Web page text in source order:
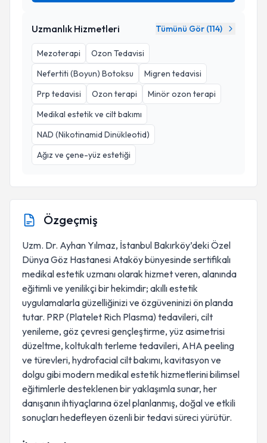
Uzmanlık Hizmetleri Tümünü Gör (114)
Mezoterapi
Ozon Tedavisi
Nefertiti (Boyun) Botoksu
Migren tedavisi
Prp tedavisi
Ozon terapi
Minör ozon terapi
Medikal estetik ve cilt bakımı
NAD (Nikotinamid Dinükleotid)
Ağız ve çene-yüz estetiği
Özgeçmiş
Uzm. Dr. Ayhan Yılmaz, İstanbul Bakırköy’deki Özel
Dünya Göz Hastanesi Ataköy bünyesinde sertifikalı
medikal estetik uzmanı olarak hizmet veren, alanında
eğitimli ve yenilikçi bir hekimdir; akıllı estetik
uygulamalarla güzelliğinizi ve özgüveninizi ön planda
tutar. PRP (Platelet Rich Plasma) tedavileri, cilt
yenileme, göz çevresi gençleştirme, yüz asimetrisi
düzeltme, koltukaltı terleme tedavileri, AHA peeling
ve türevleri, hydrofacial cilt bakımı, kavitasyon ve
dolgu gibi modern medikal estetik hizmetlerini bilimsel
eğitimlerle desteklenen bir yaklaşımla sunar, her
danışanın ihtiyaçlarına özel planlanmış, doğal ve etkili
sonuçları hedefleyen özenli bir tedavi süreci yürütür.